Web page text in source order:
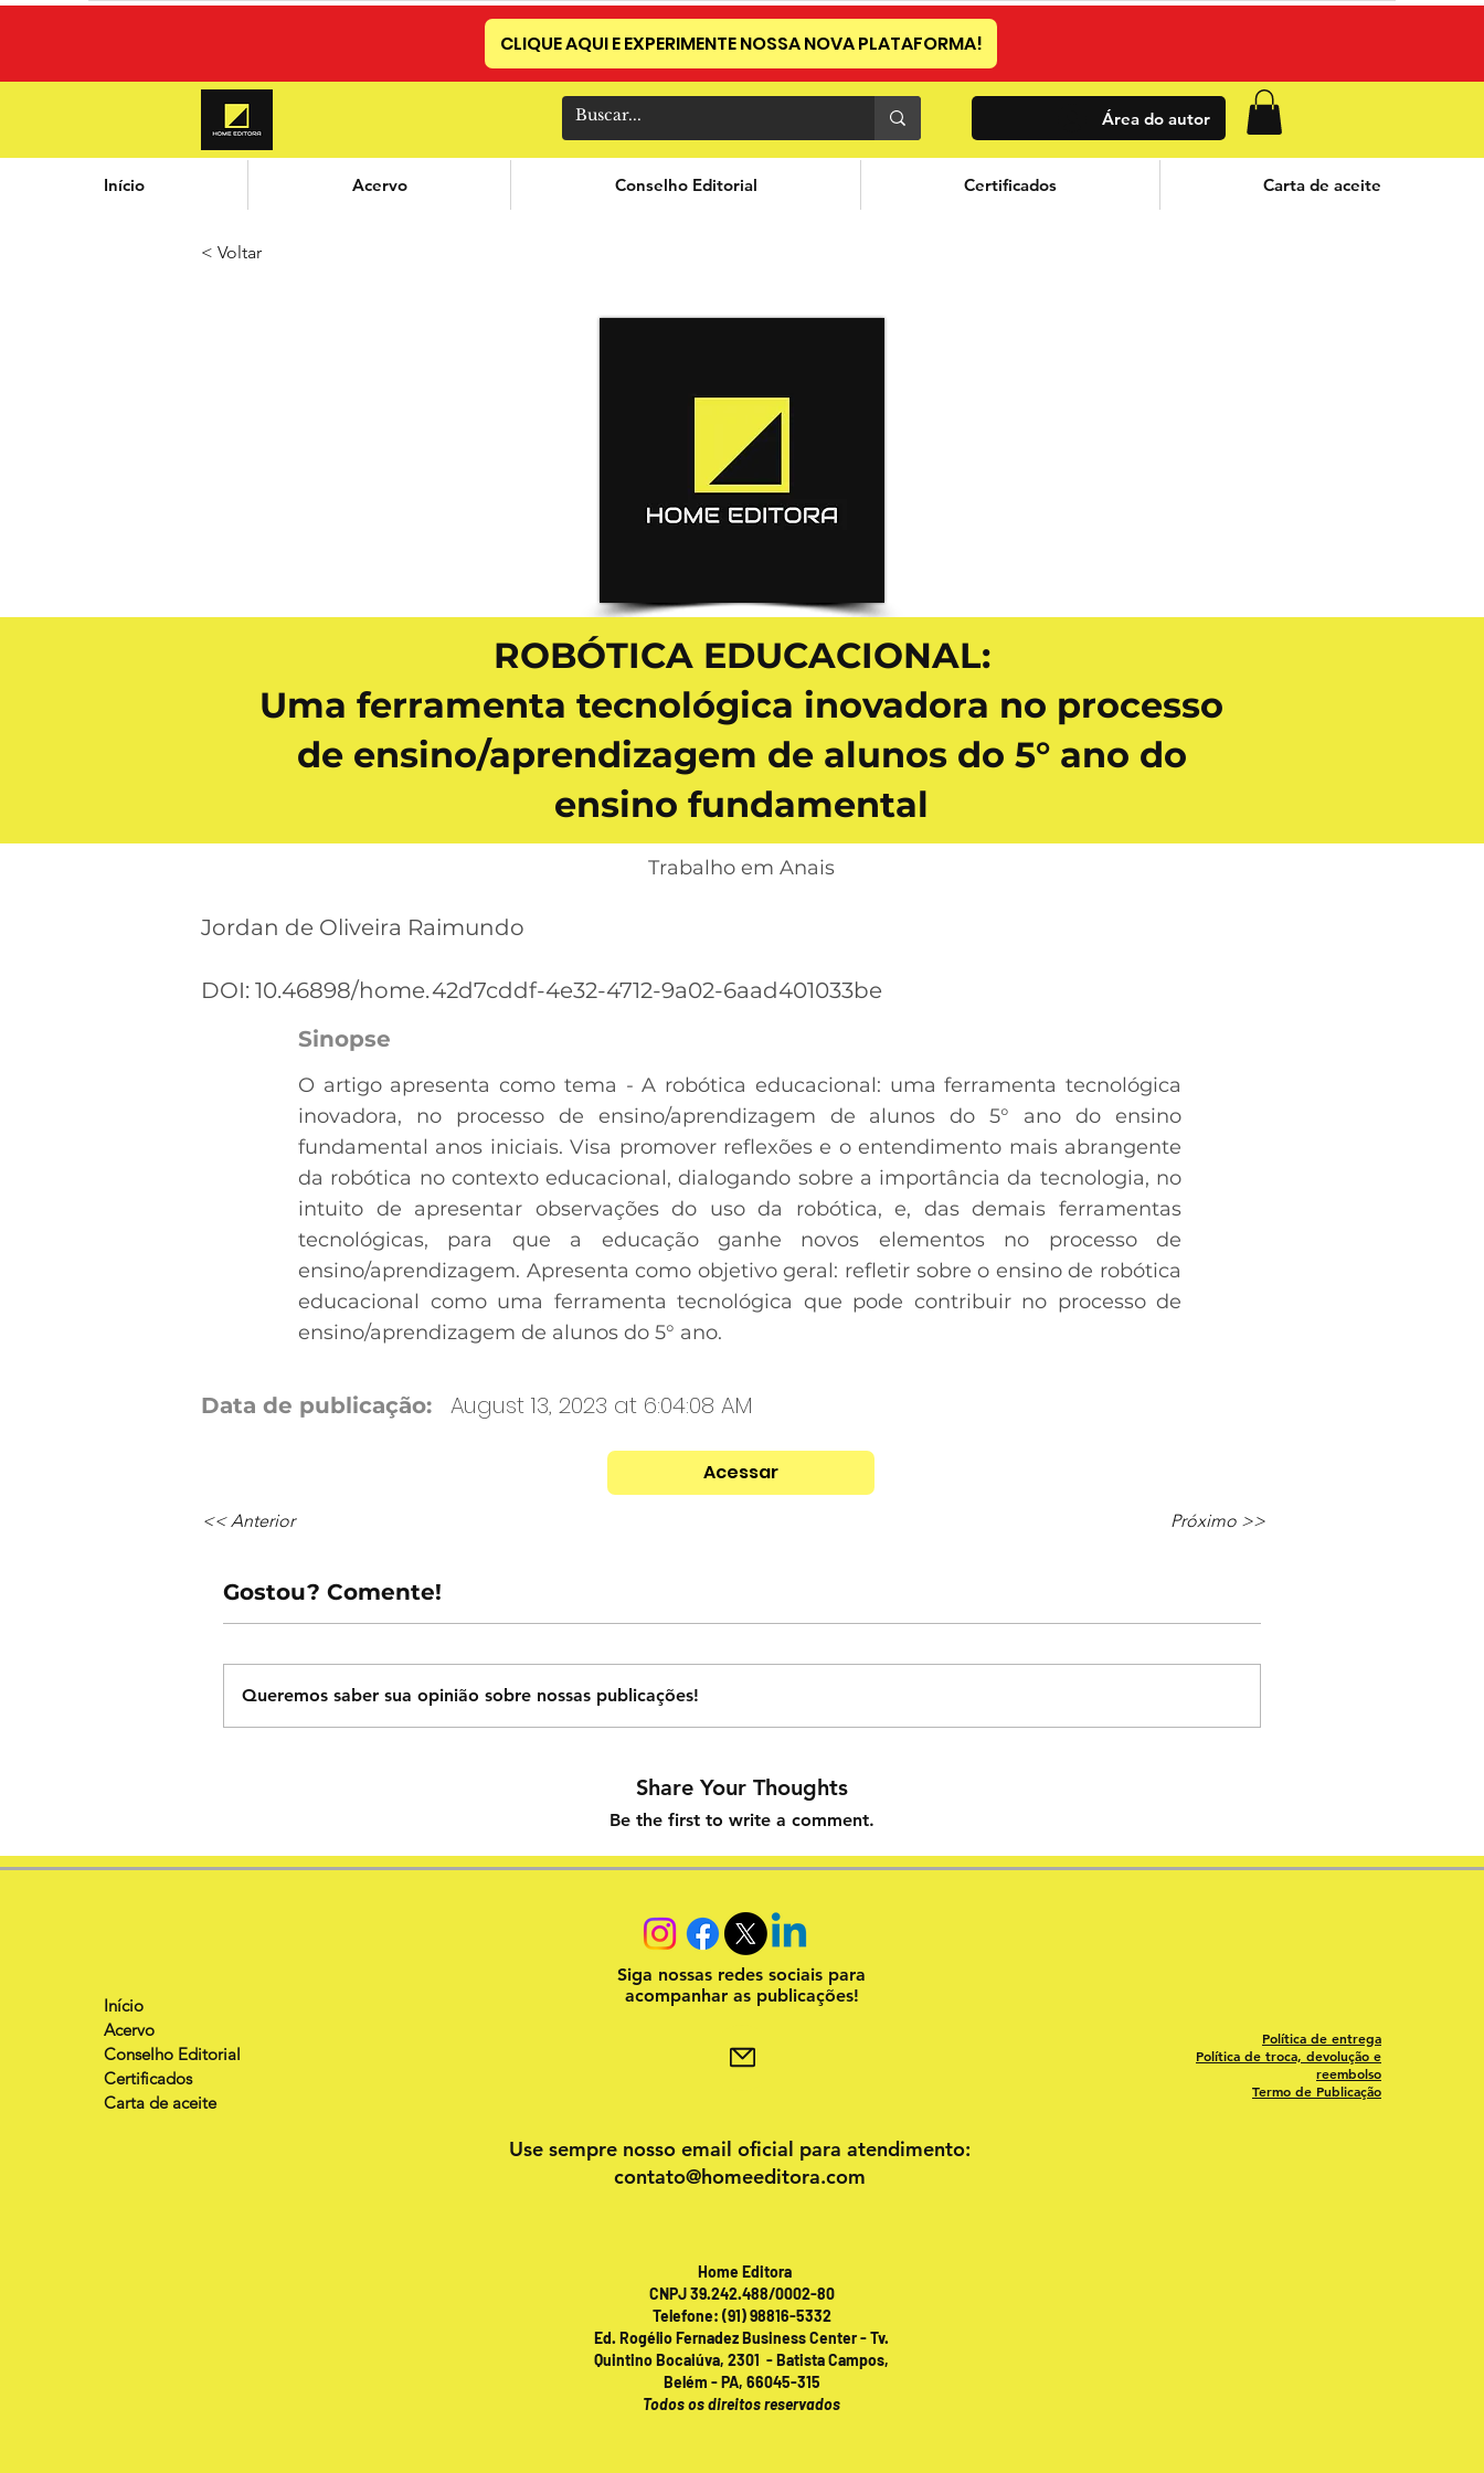
Área do autor
CLIQUE AQUI E EXPERIMENTE NOSSA NOVA PLATAFORMA!
Início Acervo Conselho Editorial Certificados Carta de aceite
< Voltar
ROBÓTICA EDUCACIONAL:
Uma ferramenta tecnológica inovadora no processo
de ensino/aprendizagem de alunos do 5° ano do
ensino fundamental
Trabalho em Anais
Jordan de Oliveira Raimundo
DOI: 10.46898/home.42d7cddf-4e32-4712-9a02-6aad401033be
Sinopse
O artigo apresenta como tema - A robótica educacional: uma ferramenta tecnológica
inovadora, no processo de ensino/aprendizagem de alunos do 5° ano do ensino
fundamental anos iniciais. Visa promover reflexões e o entendimento mais abrangente
da robótica no contexto educacional, dialogando sobre a importância da tecnologia, no
intuito de apresentar observações do uso da robótica, e, das demais ferramentas
tecnológicas, para que a educação ganhe novos elementos no processo de
ensino/aprendizagem. Apresenta como objetivo geral: refletir sobre o ensino de robótica
educacional como uma ferramenta tecnológica que pode contribuir no processo de
ensino/aprendizagem de alunos do 5° ano.
Data de publicação: August 13, 2023 at 6:04:08 AM
Acessar
<< Anterior Próximo >>
Gostou? Comente!
Queremos saber sua opinião sobre nossas publicações!
Share Your Thoughts
Be the first to write a comment.
Início
Acervo
Conselho Editorial
Certificados
Carta de aceite
Siga nossas redes sociais para
acompanhar as publicações!
Política de entrega
Política de troca, devolução e
reembolso
Termo de Publicação
Use sempre nosso email oficial para atendimento:
contato@homeeditora.com
Home Editora
CNPJ 39.242.488/0002-80
Telefone: (91) 98816-5332
Ed. Rogélio Fernadez Business Center - Tv.
Quintino Bocaiúva, 2301 - Batista Campos,
Belém - PA, 66045-315
Todos os direitos reservados